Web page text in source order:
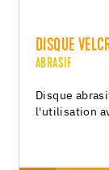
DISQUE
ABRASIF
Disque
l'utilisation